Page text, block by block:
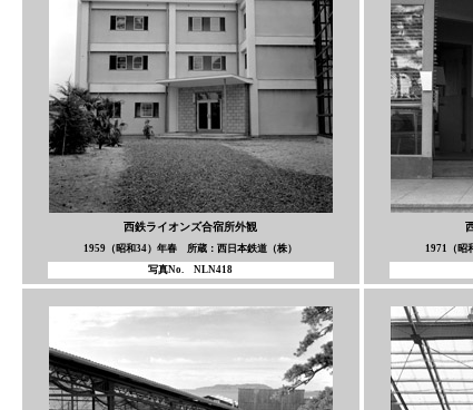
西鉄ライオンズ合宿所外観
1959（昭和34）年春 所蔵：西日本鉄道（株）
写真No. NLN418
1971（昭